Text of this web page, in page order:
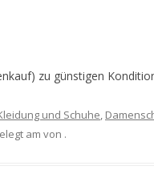
zu günstigen
und Schuhe,
am von .